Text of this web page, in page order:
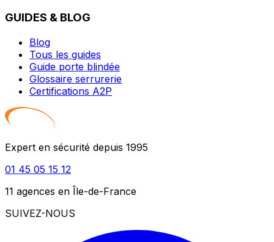
GUIDES & BLOG
Blog
Tous les guides
Guide porte blindée
Glossaire serrurerie
Certifications A2P
Expert en sécurité depuis 1995
01 45 05 15 12
11 agences en Île-de-France
SUIVEZ-NOUS